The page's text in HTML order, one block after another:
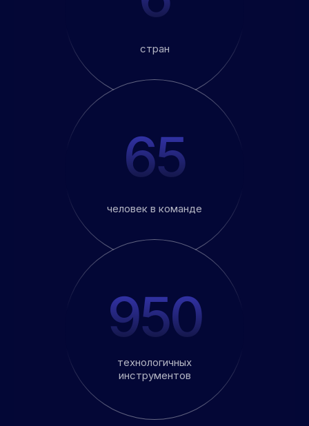
стран
человек в команде
65
технологичных
инструментов
950